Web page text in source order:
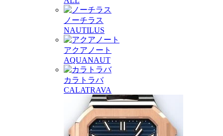
ノーチラス
NAUTILUS
アクアノート
AQUANAUT
カラトラバ
CALATRAVA